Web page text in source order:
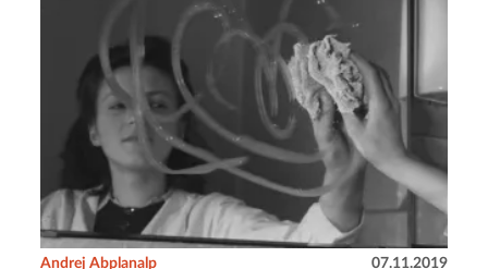
Andrej Abplanalp 07.11.2019